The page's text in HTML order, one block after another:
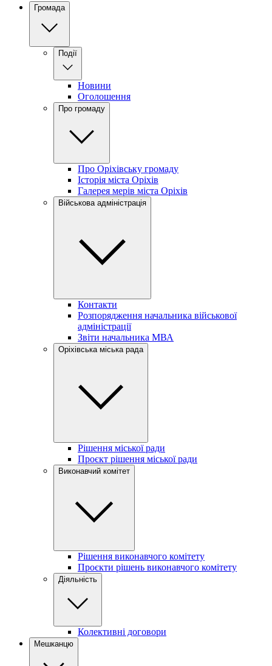
Громада
Події
Новини
Оголошення
Про громаду
Про Оріхівську громаду
Історія міста Оріхів
Галерея мерів міста Оріхів
Військова адміністрація
Контакти
Розпорядження начальника військової
адміністрації
Звіти начальника МВА
Оріхівська міська рада
Рішення міської ради
Проєкт рішення міської ради
Виконавчий комітет
Рішення виконавчого комітету
Проєкти рішень виконавчого комітету
Діяльність
Колективні договори
Мешканцю